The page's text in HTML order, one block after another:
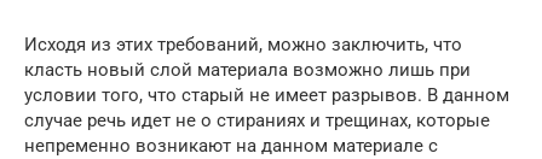
Исходя из этих требований, можно заключить, что
класть новый слой материала возможно лишь при
условии того, что старый не имеет разрывов. В данном
случае речь идет не о стираниях и трещинах, которые
непременно возникают на данном материале с